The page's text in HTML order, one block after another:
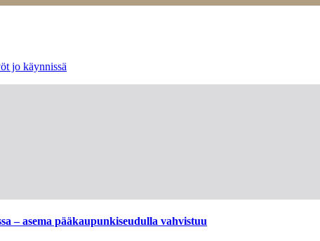
jo käynnissä
– asema pääkaupunkiseudulla vahvistuu